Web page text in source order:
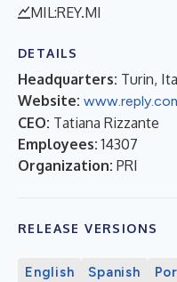
MIL:REY.MI
DETAILS
Headquarters: Turin,
Website:
CEO: Tatiana Rizzante
Employees: 14307
Organization: PRI
RELEASE VERSIONS
English Spanish